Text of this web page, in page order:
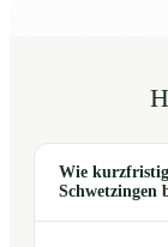
Wie
Schwetzingen